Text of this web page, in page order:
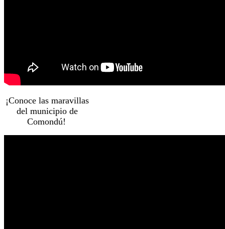
¡Conoce las maravillas
del municipio de
Comondú!